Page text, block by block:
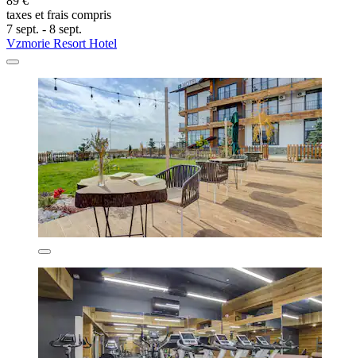
taxes et frais compris
7 sept. - 8 sept.
Vzmorie Resort Hotel